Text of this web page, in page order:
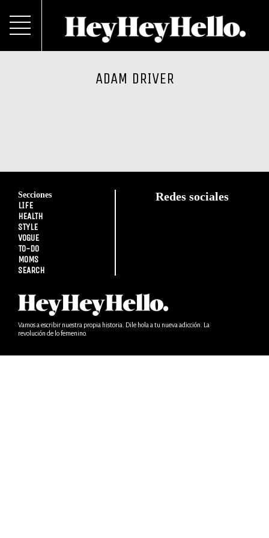
ADAM DRIVER
Secciones
LIFE
HEALTH
STYLE
VOGUE
TO-DO
MOMS
SEARCH
Redes sociales
Vamos a escribir nuestra propia historia. Dile hola a tu nueva adicción. La
revolución de lo femenino.